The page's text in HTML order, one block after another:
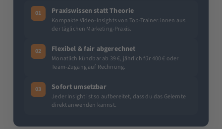
01 Praxiswissen statt Theorie
Kompakte Video-Insights von Top-Trainer:innen aus
der täglichen Marketing-Praxis.
02 Flexibel & fair abgerechnet
Monatlich kündbar ab 39 €, jährlich für 400 € oder
Team-Zugang auf Rechnung.
03 Sofort umsetzbar
Jeder Insight ist so aufbereitet, dass du das Gelernte
direkt anwenden kannst.